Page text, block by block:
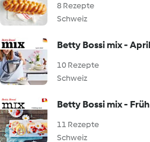
8 Rezepte
Schweiz
Betty Bossi mix -
10 Rezepte
Schweiz
Betty Bossi mix -
11 Rezepte
Schweiz